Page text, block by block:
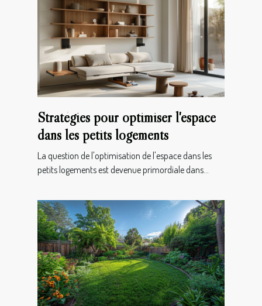
Stratégies pour optimiser l'espace
dans les petits logements
La question de l'optimisation de l'espace dans les
petits logements est devenue primordiale dans...